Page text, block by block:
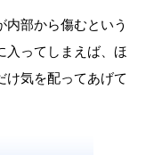
部から傷むという
入ってしまえば、ほ
け気を配ってあげて